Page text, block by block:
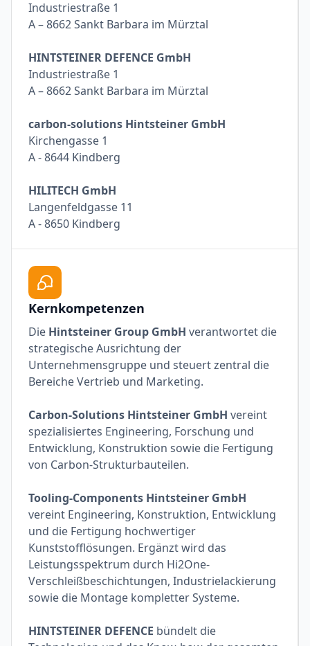
Industriestraße 1
A – 8662 Sankt Barbara im Mürztal
HINTSTEINER DEFENCE GmbH
Industriestraße 1
A – 8662 Sankt Barbara im Mürztal
carbon-solutions Hintsteiner GmbH
‍Kirchengasse 1
A - 8644 Kindberg
HILITECH GmbH
Langenfeldgasse 11
A - 8650 Kindberg
Kernkompetenzen
Die Hintsteiner Group GmbH verantwortet die
strategische Ausrichtung der
Unternehmensgruppe und steuert zentral die
Bereiche Vertrieb und Marketing.
Carbon-Solutions Hintsteiner GmbH vereint
spezialisiertes Engineering, Forschung und
Entwicklung, Konstruktion sowie die Fertigung
von Carbon-Strukturbauteilen.
Tooling-Components Hintsteiner GmbH
vereint Engineering, Konstruktion, Entwicklung
und die Fertigung hochwertiger
Kunststofflösungen. Ergänzt wird das
Leistungsspektrum durch Hi2One-
Verschleißbeschichtungen, Industrielackierung
sowie die Montage kompletter Systeme.
HINTSTEINER DEFENCE bündelt die